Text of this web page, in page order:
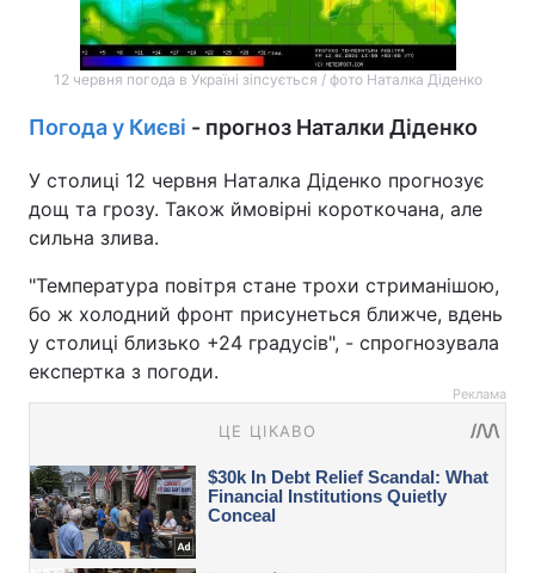
12 червня погода в Україні зіпсується / фото Наталка Діденко
Погода у Києві - прогноз Наталки Діденко
У столиці 12 червня Наталка Діденко прогнозує
дощ та грозу. Також ймовірні короткочана, але
сильна злива.
"Температура повітря стане трохи стриманішою,
бо ж холодний фронт присунеться ближче, вдень
у столиці близько +24 градусів", - спрогнозувала
експертка з погоди.
Реклама